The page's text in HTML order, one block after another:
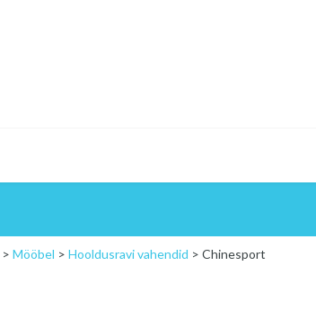
> Mööbel > Hooldusravi vahendid > Chinesport